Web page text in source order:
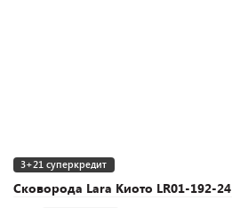
Сковорода Lara Киото LR01-192-24
3+21 суперкредит